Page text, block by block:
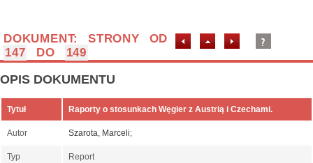
DOKUMENT: STRONY OD
147
DO 149
OPIS DOKUMENTU
Tytuł Raporty o stosunkach Węgier z Austrią i Czechami.
Autor Szarota, Marceli;
Typ Report